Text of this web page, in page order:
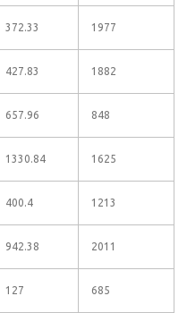
372.33 1977
427.83 1882
657.96 848
1330.84 1625
400.4 1213
942.38 2011
127 685